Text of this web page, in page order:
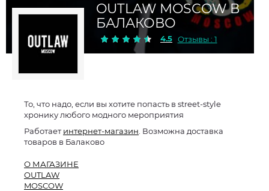
OUTLAW MOSCOW В
БАЛАКОВО
4.5 Отзывы : 1
То, что надо, если вы хотите попасть в street-style
хронику любого модного мероприятия
Работаетинтернет-магазин . Возможна доставка
товаров в Балаково
О МАГАЗИНЕ
OUTLAW
MOSCOW